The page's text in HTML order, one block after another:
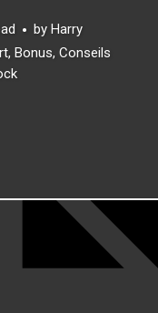
by Harry
, Bonus, Conseils